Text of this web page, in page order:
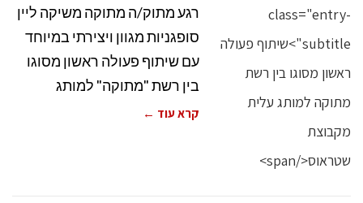
רגע מתוק/ה מתוקה משיקה ליין
סופגניות מגוון ויצירתי במיוחד
עם שיתוף פעולה ראשון מסוגו
בין רשת "מתוקה" למותג
קרא עוד ←